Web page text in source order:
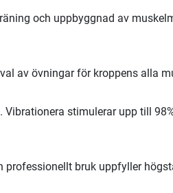
och uppbyggnad av
av övningar för kroppens alla
stimulerar upp till
bruk uppfyller